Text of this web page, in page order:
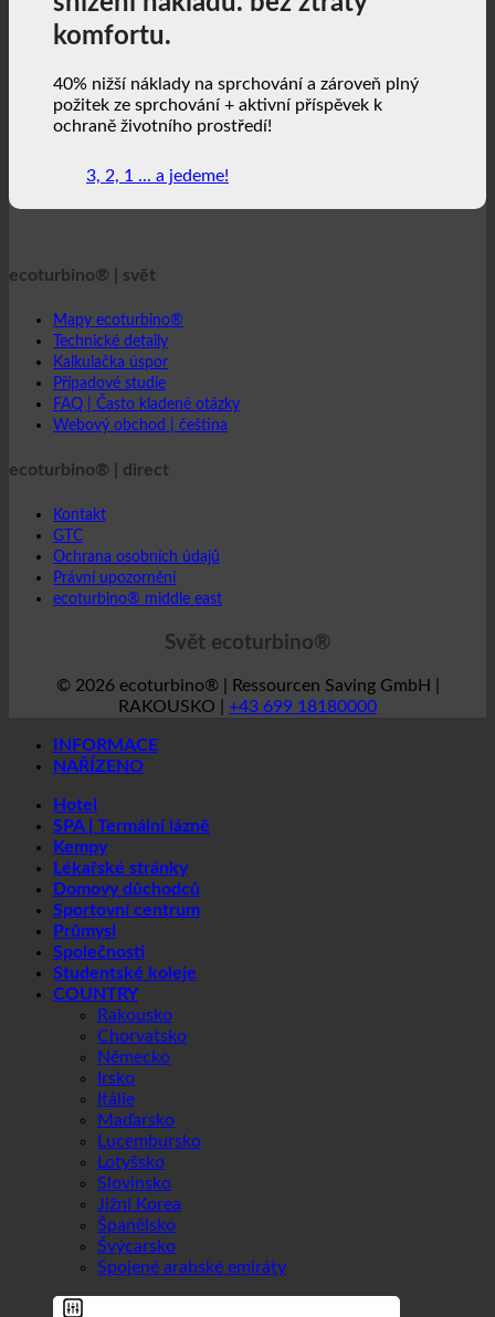
komfortu.
40% nižší náklady na sprchování a zároveň plný
požitek ze sprchování + aktivní příspěvek k
ochraně životního prostředí!
3, 2, 1 ... a jedeme!
ecoturbino® | svět
Mapy ecoturbino®
Technické detaily
Kalkulačka úspor
Případové studie
FAQ | Často kladené otázky
Webový obchod | čeština
ecoturbino® | direct
Kontakt
GTC
Ochrana osobních údajů
Právní upozornění
ecoturbino® middle east
Svět ecoturbino®
© 2026 ecoturbino® | Ressourcen Saving GmbH |
RAKOUSKO | +43 699 18180000
INFORMACE
NAŘÍZENO
Hotel
SPA | Termální lázně
Kempy
Lékařské stránky
Domovy důchodců
Sportovní centrum
Průmysl
Společnosti
Studentské koleje
COUNTRY
Rakousko
Chorvatsko
Německo
Irsko
Itálie
Maďarsko
Lucembursko
Lotyšsko
Slovinsko
Jižní Korea
Španělsko
Švýcarsko
Spojené arabské emiráty